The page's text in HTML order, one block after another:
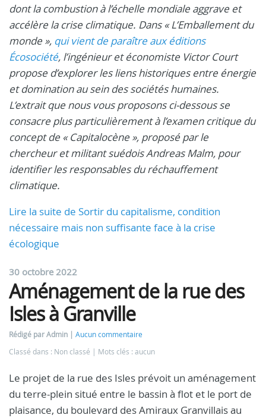
dont la combustion à l’échelle mondiale aggrave et
accélère la crise climatique. Dans « L’Emballement du
monde », qui vient de paraître aux éditions
Écosociété, l’ingénieur et économiste Victor Court
propose d’explorer les liens historiques entre énergie
et domination au sein des sociétés humaines.
L’extrait que nous vous proposons ci-dessous se
consacre plus particulièrement à l’examen critique du
concept de « Capitalocène », proposé par le
chercheur et militant suédois Andreas Malm, pour
identifier les responsables du réchauffement
climatique.
Lire la suite de Sortir du capitalisme, condition
nécessaire mais non suffisante face à la crise
écologique
30 octobre 2022
Aménagement de la rue des
Isles à Granville
Rédigé par Admin
Aucun commentaire
Classé dans : Non classé
Mots clés : aucun
Le projet de la rue des Isles prévoit un aménagement
du terre-plein situé entre le bassin à flot et le port de
plaisance, du boulevard des Amiraux Granvillais au